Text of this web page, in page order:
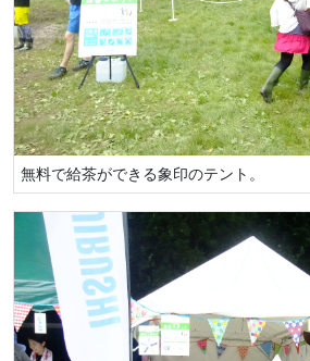
無料で給茶ができる象印のテント。